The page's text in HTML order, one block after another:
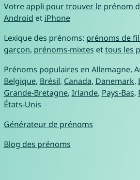
Votreappli pour trouver le prénom
Android et iPhone
Lexique des prénoms: prénoms de
garçon, prénoms-mixtes ettous les
Prénoms populaires en Allemagne,
Belgique, Brésil, Canada, Danemark,
Grande-Bretagne, Irlande, Pays-Bas,
États-Unis
Générateur de prénoms
Blog des prénoms